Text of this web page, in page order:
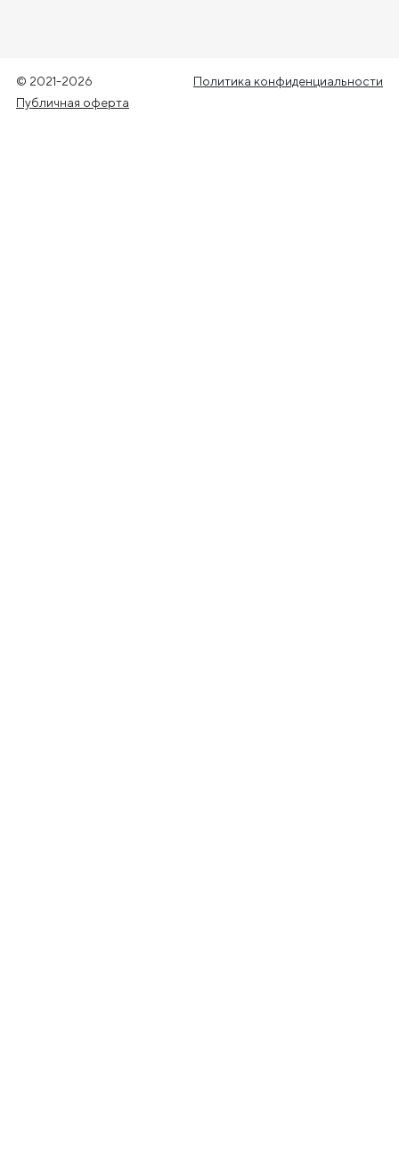
© 2021-2026
Политика конфиденциальности
Публичная оферта